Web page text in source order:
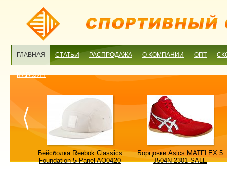
ГЛАВНАЯ СТАТЬИ РАСПРОДАЖА О КОМПАНИИ ОПТ
МАГАЗИН
Бейсболка Reebok Classics
Foundation 5 Panel AO0420
Борцовки Asics MATFLEX 5
J504N 2301-SALE